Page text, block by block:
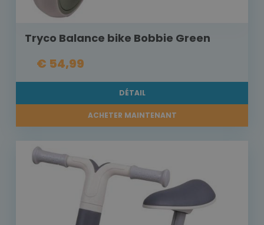
Tryco Balance bike Bobbie Green
€ 54,99
DÉTAIL
ACHETER MAINTENANT